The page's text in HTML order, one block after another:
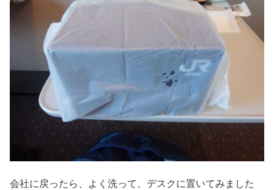
会社に戻ったら、よく洗って、デスクに置いてみました